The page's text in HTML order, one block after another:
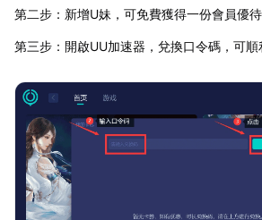
第二步：新增U妹，可免費獲得一份會員優待
第三步：開啟UU加速器，兌換口令碼，可順